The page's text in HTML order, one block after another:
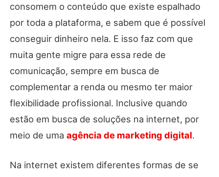
consomem o conteúdo que existe espalhado
por toda a plataforma, e sabem que é possível
conseguir dinheiro nela. E isso faz com que
muita gente migre para essa rede de
comunicação, sempre em busca de
complementar a renda ou mesmo ter maior
flexibilidade profissional. Inclusive quando
estão em busca de soluções na internet, por
meio de uma agência de marketing digital.
Na internet existem diferentes formas de se